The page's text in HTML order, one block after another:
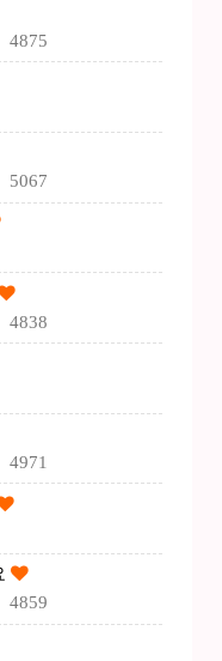
4875
5067
4838
4971
4859